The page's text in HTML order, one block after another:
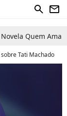
search newsletter
Novela Quem Ama
Tati Machado